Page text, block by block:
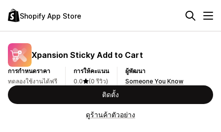
Shopify App Store
Xpansion Sticky Add to Cart
การกำหนดราคา
ทดลองใช้งานได้ฟรี
การให้คะแนน
0.0
(0 รีวิว)
ผู้พัฒนา
Someone You Know
ติดตั้ง
ดูร้านค้าตัวอย่าง